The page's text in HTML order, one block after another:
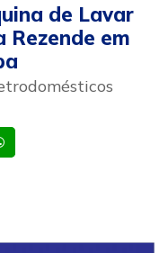
de Lavar
Rezende em